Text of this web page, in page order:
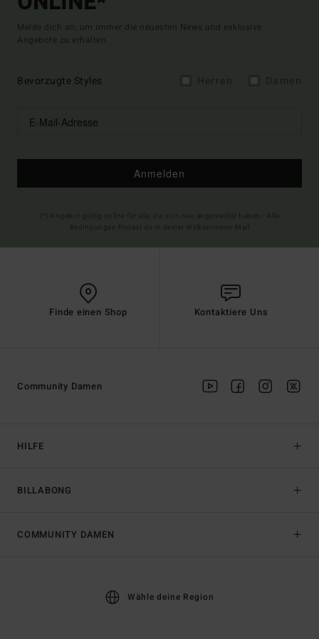
Melde dich an, um immer die neuesten News und exklusive
Angebote zu erhalten.
Bevorzugte Styles
Anmelden
Finde einen Shop Kontaktiere Uns
HILFE
BILLABONG
Community Damen
COMMUNITY DAMEN
Wähle deine Region